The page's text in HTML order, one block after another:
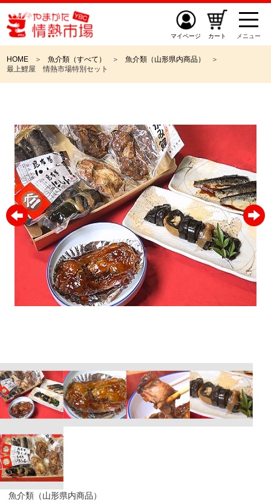
マイページ カート メニュー
HOME 魚介類（すべて）
魚介類（山形県内商品）
最上鯉屋 情熱市場特別セット
魚介類（山形県内商品）